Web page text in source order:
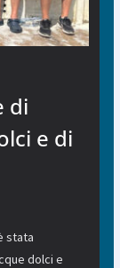
di
e di
stata
dolci e